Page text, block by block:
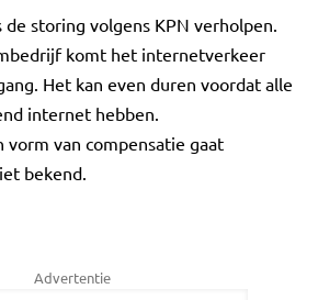
de storing volgens KPN verholpen.
komt het internetverkeer
Het kan even duren voordat alle
internet hebben.
vorm van compensatie gaat
bekend.
Advertentie